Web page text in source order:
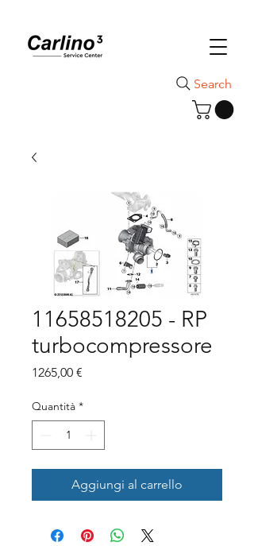
Search
11658518205 - RP
turbocompressore
1265,00 €
Quantità *
Aggiungi al carrello